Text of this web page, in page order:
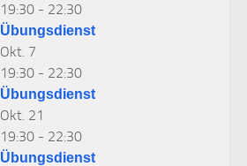
19:30 - 22:30
Übungsdienst
Okt. 7
19:30 - 22:30
Übungsdienst
Okt. 21
19:30 - 22:30
Übungsdienst